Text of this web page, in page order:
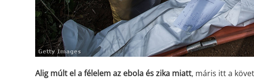
Alig múlt el a félelem az ebola és zika miatt, máris itt a